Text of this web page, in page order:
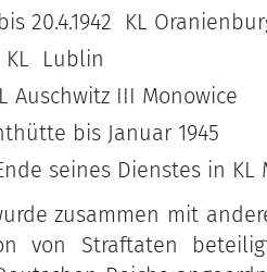
bis 20.4.1942 KL
KL Lublin
Auschwitz III Monowice
bis Januar 1945
seines Dienstes in KL
zusammen mit
von Straftaten